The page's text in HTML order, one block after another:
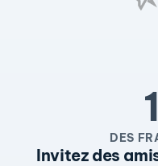
DES
Invitez des